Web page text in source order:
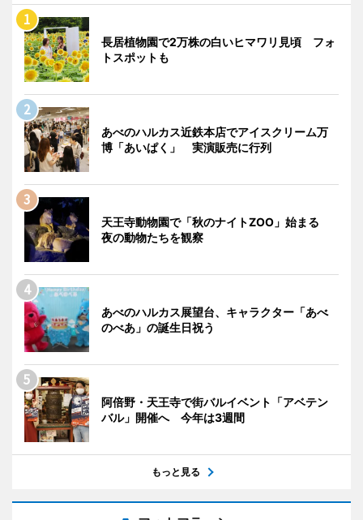
長居植物園で2万株の白いヒマワリ見頃 フォ
トスポットも
あべのハルカス近鉄本店でアイスクリーム万
博「あいぱく」 実演販売に行列
天王寺動物園で「秋のナイトZOO」始まる
夜の動物たちを観察
あべのハルカス展望台、キャラクター「あべ
のべあ」の誕生日祝う
阿倍野・天王寺で街バルイベント「アベテン
バル」開催へ 今年は3週間
もっと見る